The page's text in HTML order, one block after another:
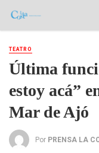
TEATRO
Última
estoy acá”
Mar de Ajó
Por PRENSA LA